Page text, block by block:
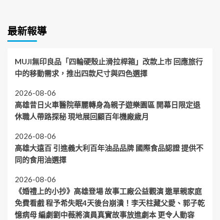
最新報導
MUJI無印良品「四輪硬殼止滑拉桿箱」改款上市 回應旅行
中的移動需求，推出四款尺寸與四色選擇
2026-08-06
高雄昔日火車醫院華麗轉身為親子遊樂園區 開幕日限定退
休職人帶路探秘 現地展回顧百年機廠歲月
2026-08-06
高雄大遠百 引進義大利百年油品品牌 國際食品認證 提供不
同的食用油選擇
2026-08-06
《婚禮上的小抄》高雄登場 故事工廠公益觀演 邀單親家庭
免費看戲 程予希失眠4天後台崩潰！李天柱藏父愛、郭子乾
憶病母 編劇劉中薇將演員真實故事放進劇本 更令人動容